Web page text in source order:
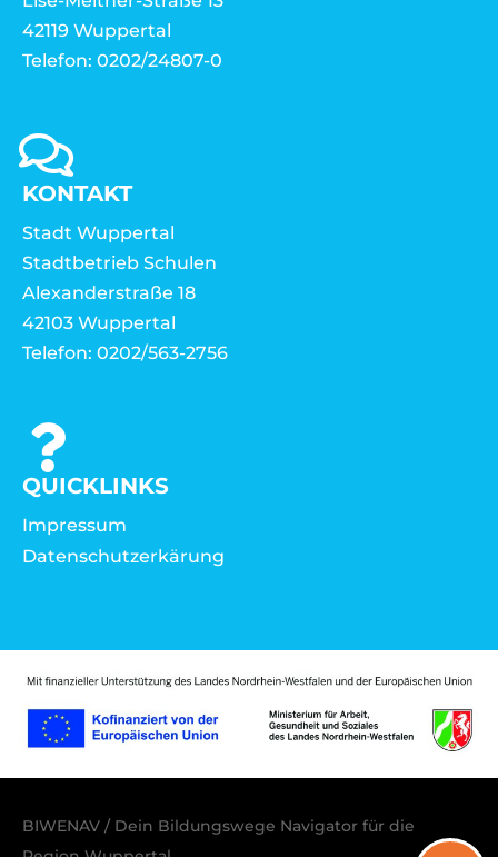
42119 Wuppertal
Telefon: 0202/24807-0
KONTAKT
Stadt Wuppertal
Stadtbetrieb Schulen
Alexanderstraße 18
42103 Wuppertal
Telefon: 0202/563-2756
QUICKLINKS
Impressum
Datenschutzerkärung
BIWENAV / Dein Bildungswege Navigator für die